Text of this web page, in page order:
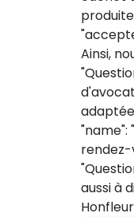
Ainsi,
"name":
rendez-
aussi à